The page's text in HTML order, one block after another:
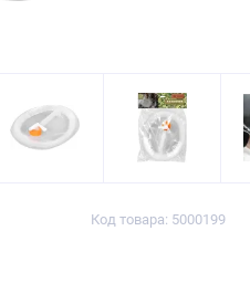
Код товара: 5000199